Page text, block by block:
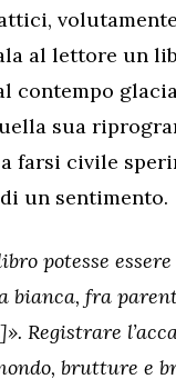
al lettore un
contempo
sua
farsi civile
un sentimento.
potesse
bian­ca, fra
Registrare
brutture e